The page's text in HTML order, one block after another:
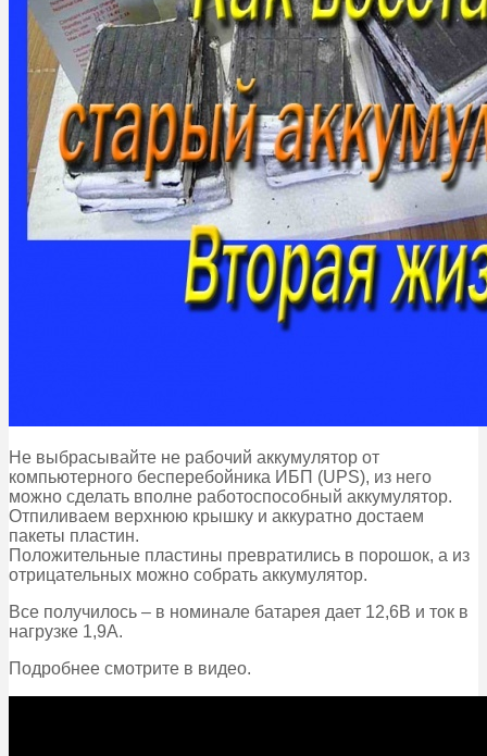
Не выбрасывайте не рабочий аккумулятор от
компьютерного бесперебойника ИБП (UPS), из него
можно сделать вполне работоспособный аккумулятор.
Отпиливаем верхнюю крышку и аккуратно достаем
пакеты пластин.
Положительные пластины превратились в порошок, а из
отрицательных можно собрать аккумулятор.
Все получилось – в номинале батарея дает 12,6В и ток в
нагрузке 1,9А.
Подробнее смотрите в видео.